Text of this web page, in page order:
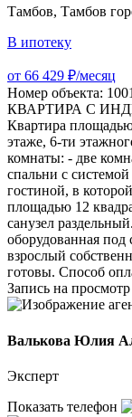
Тамбов, Тамбов
В ипотеку
от 66 429 ₽/месяц
Номер объекта:
КВАРТИРА С
Квартира
этаже, 6-ти
комнаты: - две
спальни с системой
гостиной, в
площадью 12
санузел
оборудованная
взрослый
готовы. Способ
Запись на
Валькова Юлия
Эксперт
Показать телефон